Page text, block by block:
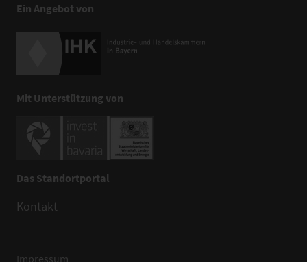
Ein Angebot von
Mit Unterstützung von
Das Standortportal
Kontakt
Impressum